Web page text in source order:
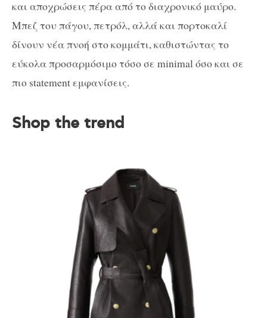
και αποχρώσεις πέρα από το διαχρονικό μαύρο.
Mπεζ του πάγου, πετρόλ, αλλά και πορτοκαλί
δίνουν νέα πνοή στο κομμάτι, καθιστώντας το
εύκολα προσαρμόσιμο τόσο σε minimal όσο και σε
πιο statement εμφανίσεις.
Shop the trend